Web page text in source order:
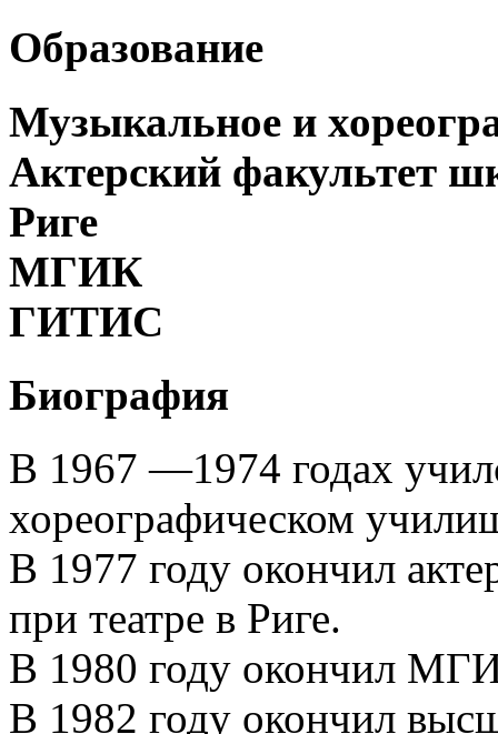
Образование
Музыкальное и
Актерский факультет
Риге
МГИК
ГИТИС
Биография
В 1967 —1974 годах
хореографическом
В 1977 году окончил
при театре в Риге.
В 1980 году окончил
В 1982 году окончил